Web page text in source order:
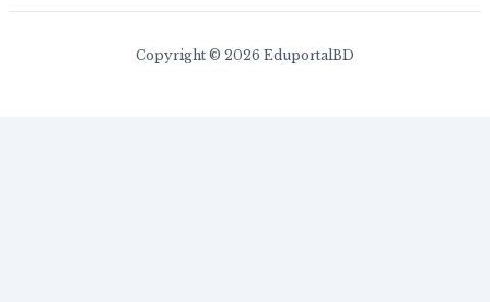
Copyright © 2026 EduportalBD